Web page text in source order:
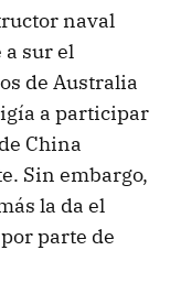
naval
a sur el
de Australia
a participar
China
Sin embargo,
la da el
parte de